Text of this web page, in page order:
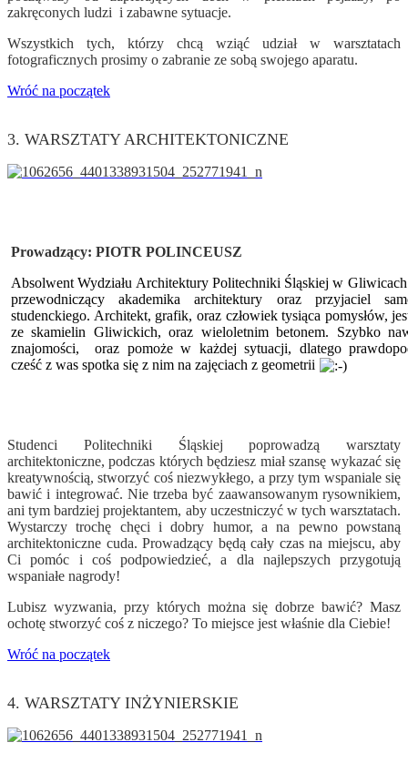
zakręconych ludzi i zabawne sytuacje.
Wszystkich tych, którzy chcą wziąć udział w warsztatach
fotograficznych prosimy o zabranie ze sobą swojego aparatu.
Wróć na początek
3. WARSZTATY ARCHITEKTONICZNE
Prowadzący: PIOTR POLINCEUSZ
Absolwent Wydziału Architektury Politechniki Śląskiej w
przewodniczący akademika architektury oraz przyjaciel
studenckiego. Architekt, grafik, oraz człowiek tysiąca pomysłów,
ze skamielin Gliwickich, oraz wieloletnim betonem. Szybko
znajomości, oraz pomoże w każdej sytuacji, dlatego
cześć z was spotka się z nim na zajęciach z geometrii
Studenci Politechniki Śląskiej poprowadzą warsztaty
architektoniczne, podczas których będziesz miał szansę wykazać się
kreatywnością, stworzyć coś niezwykłego, a przy tym wspaniale się
bawić i integrować. Nie trzeba być zaawansowanym rysownikiem,
ani tym bardziej projektantem, aby uczestniczyć w tych warsztatach.
Wystarczy trochę chęci i dobry humor, a na pewno powstaną
architektoniczne cuda. Prowadzący będą cały czas na miejscu, aby
Ci pomóc i coś podpowiedzieć, a dla najlepszych przygotują
wspaniałe nagrody!
Lubisz wyzwania, przy których można się dobrze bawić? Masz
ochotę stworzyć coś z niczego? To miejsce jest właśnie dla Ciebie!
Wróć na początek
4. WARSZTATY INŻYNIERSKIE